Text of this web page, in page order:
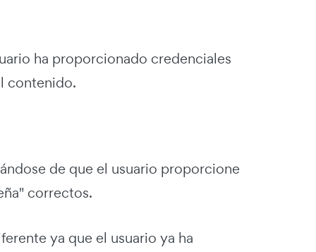
ha proporcionado credenciales
contenido.
de que el usuario proporcione
correctos.
ya que el usuario ya ha